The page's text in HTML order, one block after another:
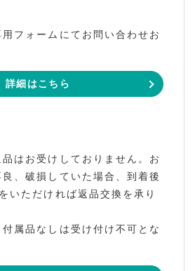
フォームにてお問い合わせお
詳細はこちら
はお受けしておりません。お
、破損していた場合、到着後
いただければ返品交換を承り
属品なしは受け付け不可とな